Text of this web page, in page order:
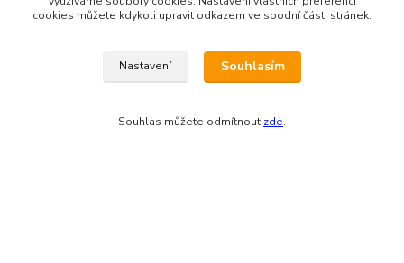
(Po-Pá - 9:00-17:00hod, So 8:00-12:00hod)
cookies můžete kdykoli upravit odkazem ve spodní části stránek.
Nastavení Souhlasím
Souhlas můžete odmítnout zde.